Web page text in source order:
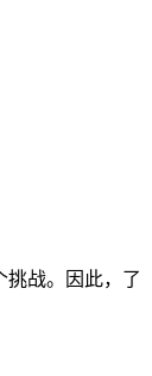
挑战。因此，了